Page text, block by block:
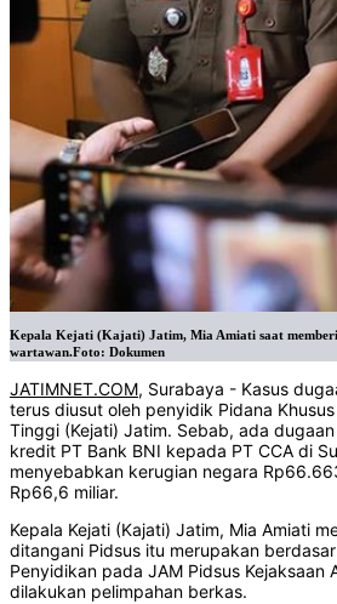
Kepala Kejati (Kajati) Jatim, Mia Amiati saat
wartawan.Foto: Dokumen
JATIMNET.COM, Surabaya - Kasus
terus diusut oleh penyidik Pidana
Tinggi (Kejati) Jatim. Sebab, ada
kredit PT Bank BNI kepada PT CCA di
menyebabkan kerugian negara
Rp66,6 miliar.
Kepala Kejati (Kajati) Jatim, Mia Amiati
ditangani Pidsus itu merupakan
Penyidikan pada JAM Pidsus Kejaksaan
dilakukan pelimpahan berkas.